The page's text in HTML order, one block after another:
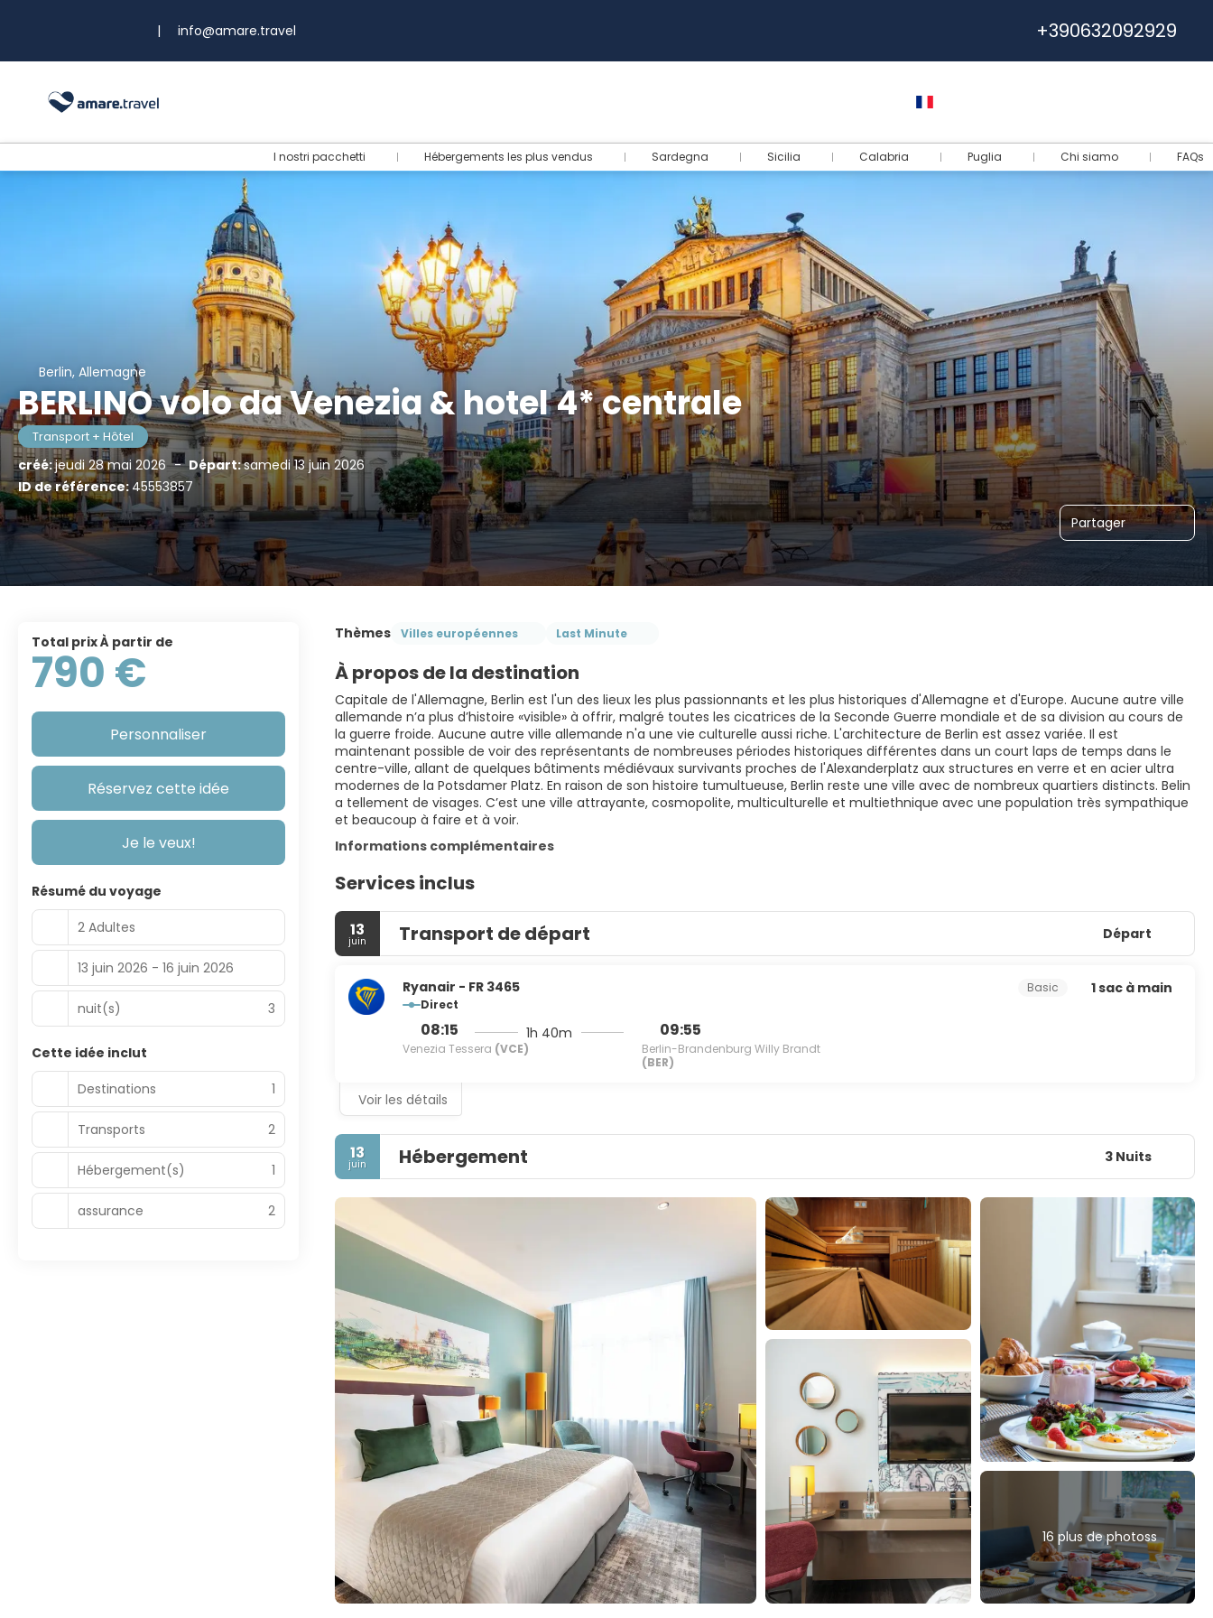
| info@amare.travel +390632092929
I nostri pacchetti Hébergements les plus vendus Sardegna Sicilia Calabria Puglia Chi siamo FAQs
Berlin, Allemagne
BERLINO volo da Venezia & hotel 4* centrale
Transport + Hôtel
créé:jeudi 28 mai 2026 - Départ:samedi 13 juin 2026
ID de référence: 45553857
Partager
Thèmes Villes européennes Last Minute
À propos de la destination
Capitale de l'Allemagne, Berlin est l'un des lieux les plus passionnants et les plus historiques d'Allemagne et d'Europe. Aucune autre ville
allemande n’a plus d’histoire «visible» à offrir, malgré toutes les cicatrices de la Seconde Guerre mondiale et de sa division au cours de
la guerre froide. Aucune autre ville allemande n'a une vie culturelle aussi riche. L'architecture de Berlin est assez variée. Il est
maintenant possible de voir des représentants de nombreuses périodes historiques différentes dans un court laps de temps dans le
centre-ville, allant de quelques bâtiments médiévaux survivants proches de l'Alexanderplatz aux structures en verre et en acier ultra
modernes de la Potsdamer Platz. En raison de son histoire tumultueuse, Berlin reste une ville avec de nombreux quartiers distincts. Belin
a tellement de visages. C’est une ville attrayante, cosmopolite, multiculturelle et multiethnique avec une population très sympathique
et beaucoup à faire et à voir.
Informations complémentaires
Services inclus
13
juin Transport de départ Départ
Ryanair - FR 3465
Direct
08:15
Venezia Tessera (VCE)
1h 40m 09:55
Berlin-Brandenburg Willy Brandt
(BER)
Basic 1 sac à main
Voir les détails
13
juin Hébergement 3 Nuits
16 plus de photoss
Total prix À partir de
790 €
Personnaliser
Réservez cette idée
Je le veux!
Résumé du voyage
2 Adultes
13 juin 2026 - 16 juin 2026
nuit(s) 3
Cette idée inclut
Destinations
1
Transports 2
Hébergement(s) 1
assurance 2